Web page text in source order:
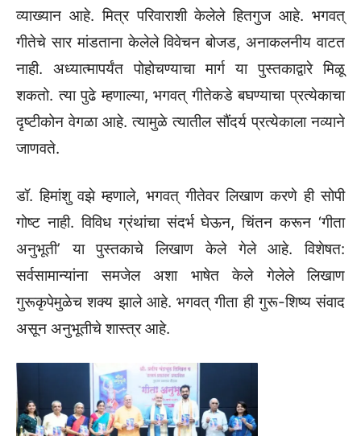
व्याख्यान आहे. मित्र परिवाराशी केलेले हितगुज आहे. भगवत्‌‍
गीतेचे सार मांडताना केलेले विवेचन बोजड, अनाकलनीय वाटत
नाही. अध्यात्मापर्यंत पोहोचण्याचा मार्ग या पुस्तकाद्वारे मिळू
शकतो. त्या पुढे म्हणाल्या, भगवत्‌‍ गीतेकडे बघण्याचा प्रत्येकाचा
दृष्टीकोन वेगळा आहे. त्यामुळे त्यातील सौंदर्य प्रत्येकाला नव्याने
जाणवते.
डॉ. हिमांशु वझे म्हणाले, भगवत्‌‍ गीतेवर लिखाण करणे ही सोपी
गोष्ट नाही. विविध ग्रंथांचा संदर्भ घेऊन, चिंतन करून ‌‘गीता
अनुभूती‌’ या पुस्तकाचे लिखाण केले गेले आहे. विशेषत:
सर्वसामान्यांना समजेल अशा भाषेत केले गेलेले लिखाण
गुरूकृपेमुळेच शक्य झाले आहे. भगवत्‌‍ गीता ही गुरू-शिष्य संवाद
असून अनुभूतीचे शास्त्र आहे.